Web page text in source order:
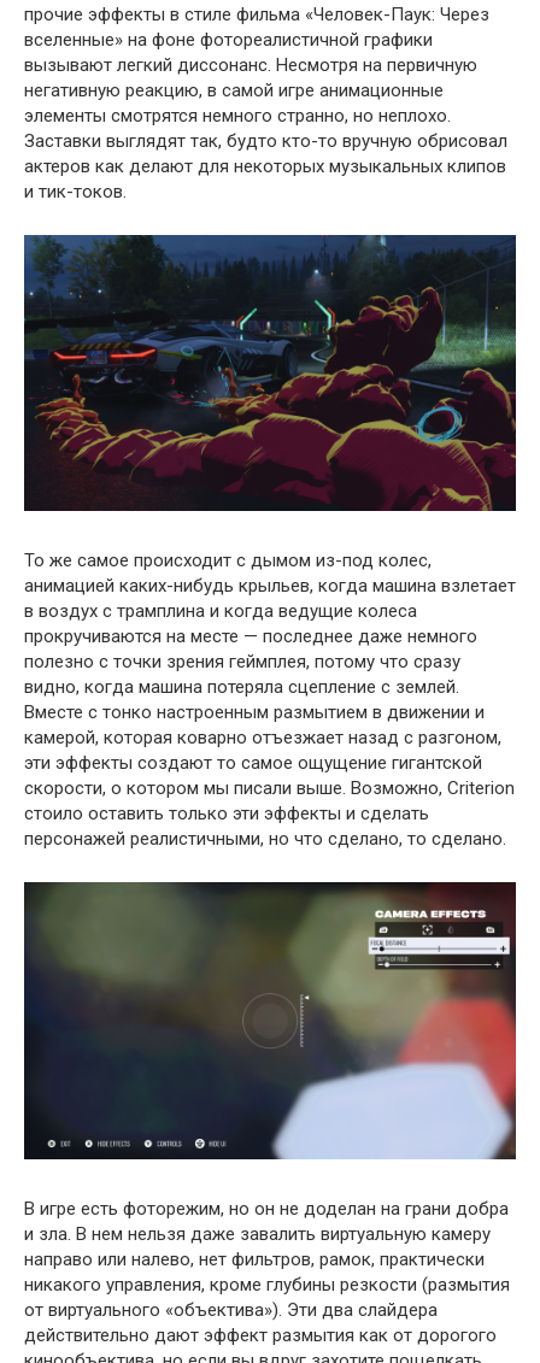
прочие эффекты в стиле фильма «Человек-Паук: Через
вселенные» на фоне фотореалистичной графики
вызывают легкий диссонанс. Несмотря на первичную
негативную реакцию, в самой игре анимационные
элементы смотрятся немного странно, но неплохо.
Заставки выглядят так, будто кто-то вручную обрисовал
актеров как делают для некоторых музыкальных клипов
и тик-токов.
То же самое происходит с дымом из-под колес,
анимацией каких-нибудь крыльев, когда машина взлетает
в воздух с трамплина и когда ведущие колеса
прокручиваются на месте — последнее даже немного
полезно с точки зрения геймплея, потому что сразу
видно, когда машина потеряла сцепление с землей.
Вместе с тонко настроенным размытием в движении и
камерой, которая коварно отъезжает назад с разгоном,
эти эффекты создают то самое ощущение гигантской
скорости, о котором мы писали выше. Возможно, Criterion
стоило оставить только эти эффекты и сделать
персонажей реалистичными, но что сделано, то сделано.
В игре есть фоторежим, но он не доделан на грани добра
и зла. В нем нельзя даже завалить виртуальную камеру
направо или налево, нет фильтров, рамок, практически
никакого управления, кроме глубины резкости (размытия
от виртуального «объектива»). Эти два слайдера
действительно дают эффект размытия как от дорогого